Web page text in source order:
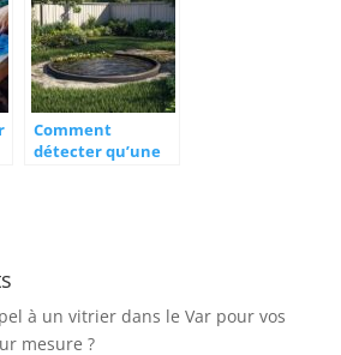
Comment
détecter qu’une
à un vitrier dans le Var pour vos
mesure ?